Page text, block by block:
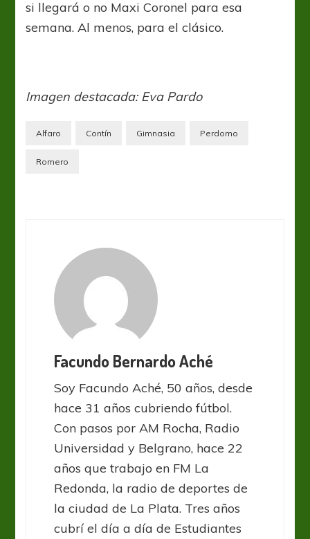
si llegará o no Maxi Coronel para esa
semana. Al menos, para el clásico.
Imagen destacada: Eva Pardo
Alfaro Contín Gimnasia Perdomo
Romero
Facundo Bernardo Aché
Soy Facundo Aché, 50 años, desde
hace 31 años cubriendo fútbol.
Con pasos por AM Rocha, Radio
Universidad y Belgrano, hace 22
años que trabajo en FM La
Redonda, la radio de deportes de
la ciudad de La Plata. Tres años
cubrí el día a día de Estudiantes